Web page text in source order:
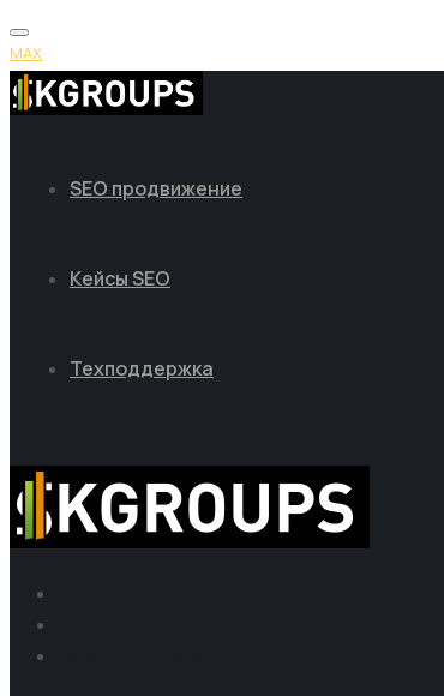
MAX
SEO продвижение
Кейсы SEO
Техподдержка